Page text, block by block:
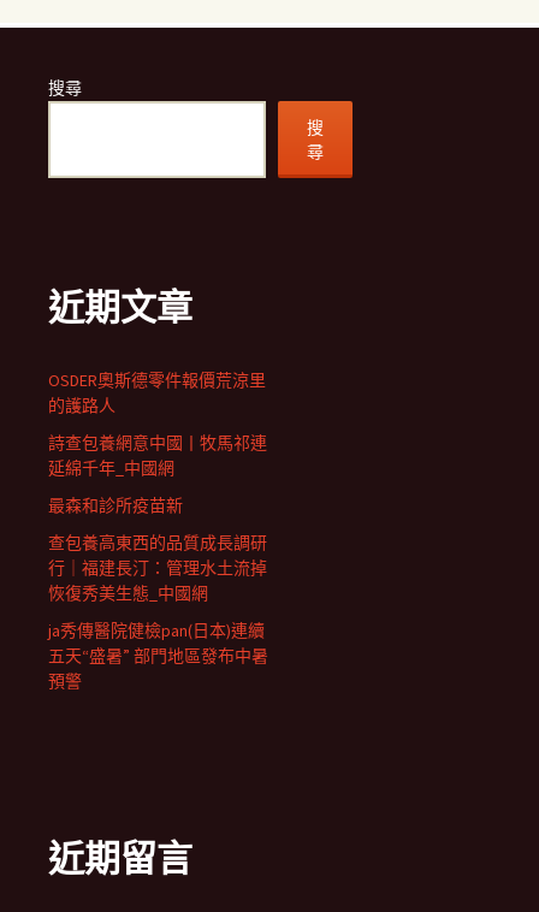
搜尋
搜
尋
近期文章
OSDER奧斯德零件報價荒涼里
的護路人
詩查包養網意中國丨牧馬祁連
延綿千年_中國網
最森和診所疫苗新
查包養高東西的品質成長調研
行｜福建長汀：管理水土流掉
恢復秀美生態_中國網
ja秀傳醫院健檢pan(日本)連續
五天“盛暑” 部門地區發布中暑
預警
近期留言